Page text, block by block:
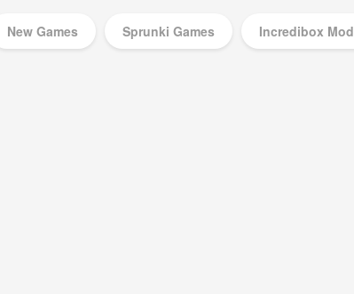
New Games Sprunki Games Incredibox Mod